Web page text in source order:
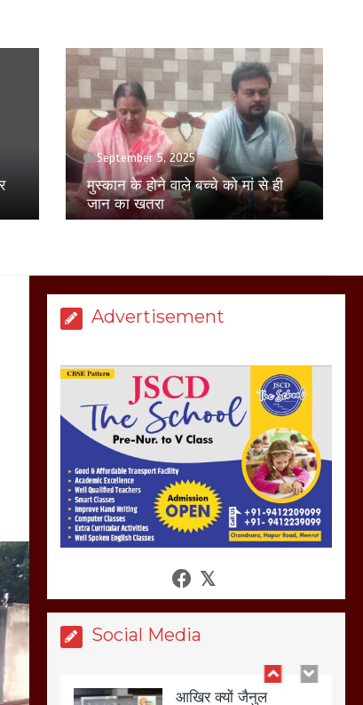
April 17, 2025
युवती से छेड़छाड़ का विरोध करने पर
परिवार पर हमला, पीड़ित परिवार ने
एसएसपी से की शिकायत
Advertisement
Social Media
अनशन की चेतावनी
March 8, 2025
मेरठ सुराजकुंड शमशान
घाट में चिता से अस्थि
उठाकर खाते कुत्ते का
कर होलिका को किया तहस
नहस,मोहल्ले वालों के साथ
की गई गाली गलोच ,कहा
अगर रखी गई होली तो होगा
खून खराबा,
March 11, 2025
आखिर क्यों जैनुल
सालीकिन को शहर काजी
नहीं बनने देना चाहते सुने
क्या कहा मौलाना कारी
शफीकुर्रहमान रहमान ने
March 11, 2025